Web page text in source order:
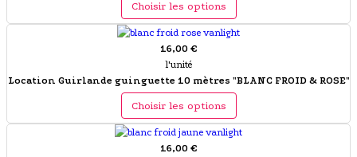
Choisir les options
16,00 €
l'unité
Location Guirlande guinguette 10 mètres "BLANC FROID & ROSE"
Choisir les options
16,00 €